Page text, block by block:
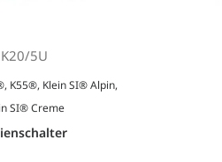
K20/5U
, K55®, Klein SI® Alpin,
SI® Creme